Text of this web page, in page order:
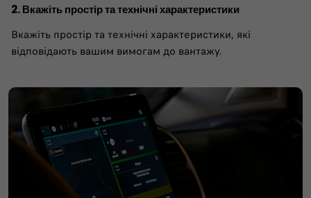
2. Вкажіть простір та технічні характеристики
Вкажіть простір та технічні характеристики, які
відповідають вашим вимогам до вантажу.